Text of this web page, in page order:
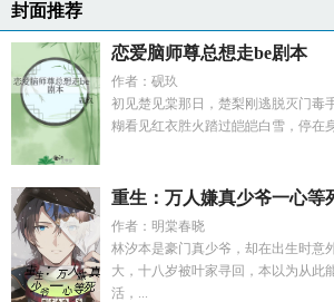
封面推荐
恋爱脑师尊总想走be剧本
作者：砚玖
初见楚见棠那日，楚梨刚逃脱灭门毒
糊看见红衣胜火踏过皑皑白雪，停在
重生：万人嫌真少爷一心等
作者：明棠春晓
林汐本是豪门真少爷，却在出生时意
大，十八岁被叶家寻回，本以为从此
活，...